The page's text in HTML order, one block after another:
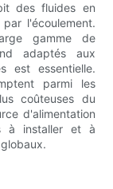
des fluides en
l'écoulement.
gamme de
adaptés aux
est essentielle.
parmi les
coûteuses du
d'alimentation
à installer et à